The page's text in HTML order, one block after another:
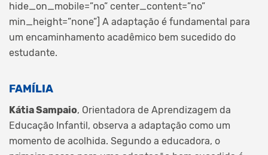
hide_on_mobile=”no” center_content=”no”
min_height=”none”] A adaptação é fundamental para
um encaminhamento acadêmico bem sucedido do
estudante.
FAMÍLIA
Kátia Sampaio, Orientadora de Aprendizagem da
Educação Infantil, observa a adaptação como um
momento de acolhida. Segundo a educadora, o